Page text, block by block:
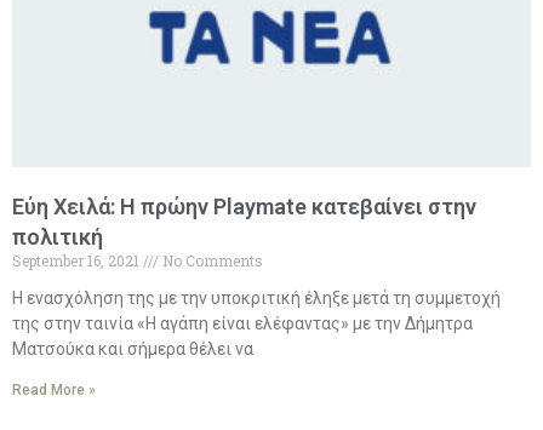
Εύη Χειλά: Η πρώην Playmate κατεβαίνει στην
πολιτική
September 16, 2021
No Comments
Η ενασχόληση της με την υποκριτική έληξε μετά τη συμμετοχή
της στην ταινία «Η αγάπη είναι ελέφαντας» με την Δήμητρα
Ματσούκα και σήμερα θέλει να
Read More »